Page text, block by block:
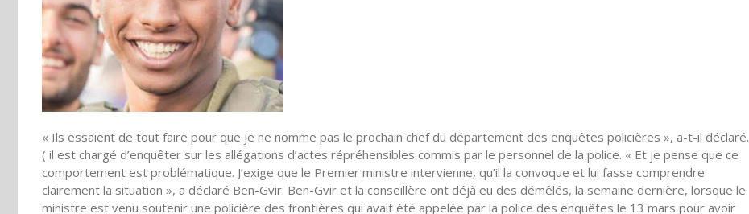
« Ils essaient de tout faire pour que je ne nomme pas le prochain chef du département des enquêtes policières », a-t-il déclaré.
( il est chargé d’enquêter sur les allégations d’actes répréhensibles commis par le personnel de la police. « Et je pense que ce
comportement est problématique. J’exige que le Premier ministre intervienne, qu’il la convoque et lui fasse comprendre
clairement la situation », a déclaré Ben-Gvir. Ben-Gvir et la conseillère ont déjà eu des démêlés, la semaine dernière, lorsque le
ministre est venu soutenir une policière des frontières qui avait été appelée par la police des enquêtes le 13 mars pour avoir